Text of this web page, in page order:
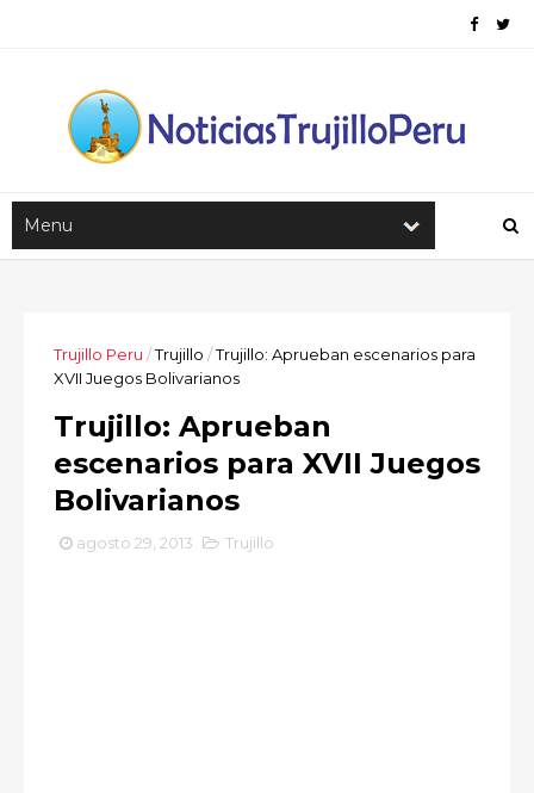
Trujillo Peru /Trujillo /Trujillo: Aprueban escenarios para
XVII Juegos Bolivarianos
Trujillo: Aprueban
escenarios para XVII Juegos
Bolivarianos
agosto 29, 2013 Trujillo